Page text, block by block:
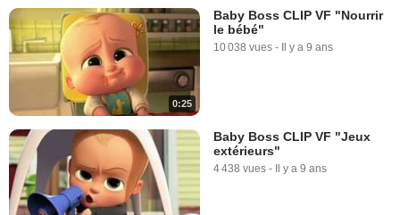
0:25
Baby Boss CLIP VF "Nourrir
le bébé"
10 038 vues - Il y a 9 ans
Baby Boss CLIP VF "Jeux
extérieurs"
4 438 vues - Il y a 9 ans